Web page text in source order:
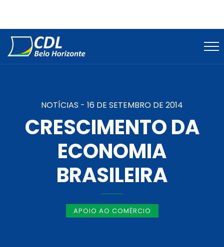
NOTÍCIAS - 16 DE SETEMBRO DE 2014
CRESCIMENTO DA
ECONOMIA
BRASILEIRA
APOIO AO COMÉRCIO